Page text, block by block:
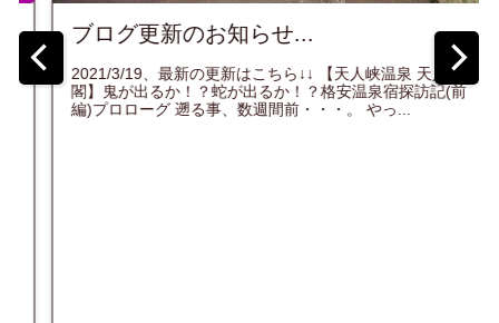
新のお知らせ...
最新の更新はこちら↓↓ 【天人峡温泉 天人
るか！？蛇が出るか！？格安温泉宿探訪記(前
グ 遡る事、数週間前・・・。 やっ...
四国歩き
入！】超
宿！？...